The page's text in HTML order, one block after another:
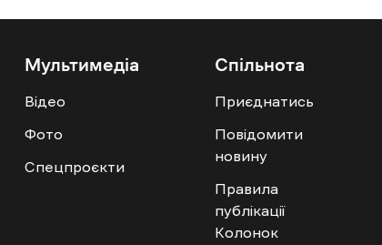
Мультимедіа
Відео
Фото
Спецпроєкти
Спільнота
Приєднатись
Повідомити
новину
Правила
публікації
Колонок